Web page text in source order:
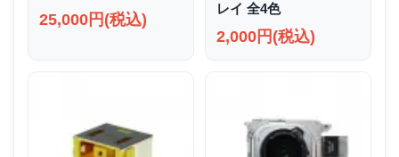
25,000円(税込)
レイ 全4色
2,000円(税込)